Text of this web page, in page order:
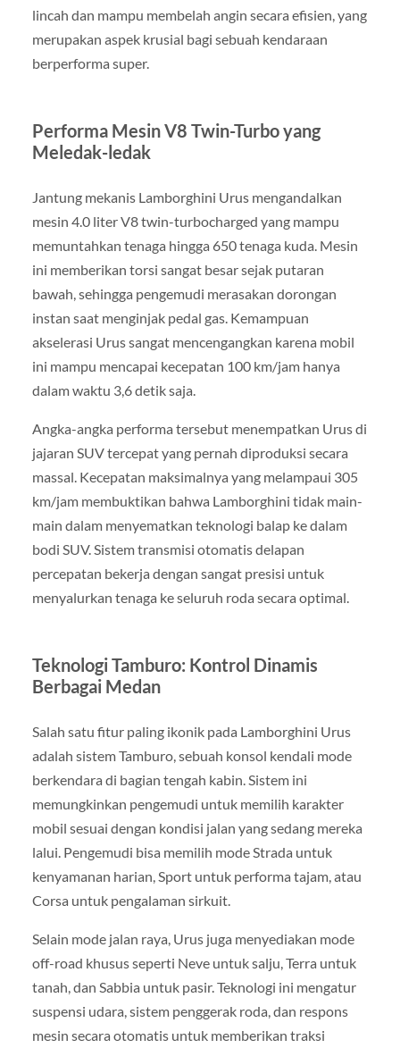
lincah dan mampu membelah angin secara efisien, yang
merupakan aspek krusial bagi sebuah kendaraan
berperforma super.
Performa Mesin V8 Twin-Turbo yang
Meledak-ledak
Jantung mekanis Lamborghini Urus mengandalkan
mesin 4.0 liter V8 twin-turbocharged yang mampu
memuntahkan tenaga hingga 650 tenaga kuda. Mesin
ini memberikan torsi sangat besar sejak putaran
bawah, sehingga pengemudi merasakan dorongan
instan saat menginjak pedal gas. Kemampuan
akselerasi Urus sangat mencengangkan karena mobil
ini mampu mencapai kecepatan 100 km/jam hanya
dalam waktu 3,6 detik saja.
Angka-angka performa tersebut menempatkan Urus di
jajaran SUV tercepat yang pernah diproduksi secara
massal. Kecepatan maksimalnya yang melampaui 305
km/jam membuktikan bahwa Lamborghini tidak main-
main dalam menyematkan teknologi balap ke dalam
bodi SUV. Sistem transmisi otomatis delapan
percepatan bekerja dengan sangat presisi untuk
menyalurkan tenaga ke seluruh roda secara optimal.
Teknologi Tamburo: Kontrol Dinamis
Berbagai Medan
Salah satu fitur paling ikonik pada Lamborghini Urus
adalah sistem Tamburo, sebuah konsol kendali mode
berkendara di bagian tengah kabin. Sistem ini
memungkinkan pengemudi untuk memilih karakter
mobil sesuai dengan kondisi jalan yang sedang mereka
lalui. Pengemudi bisa memilih mode Strada untuk
kenyamanan harian, Sport untuk performa tajam, atau
Corsa untuk pengalaman sirkuit.
Selain mode jalan raya, Urus juga menyediakan mode
off-road khusus seperti Neve untuk salju, Terra untuk
tanah, dan Sabbia untuk pasir. Teknologi ini mengatur
suspensi udara, sistem penggerak roda, dan respons
mesin secara otomatis untuk memberikan traksi